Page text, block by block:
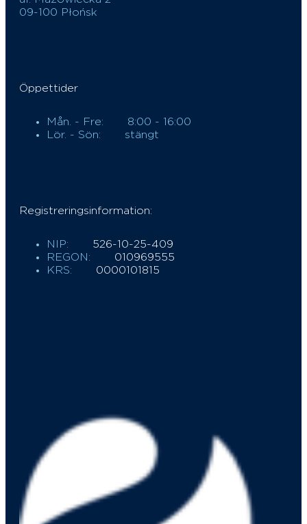
09-100 Płońsk
Öppettider
Mån. - Fre:
8:00 - 16:00
Lör. - Sön:
stängt
Registreringsinformation:
NIP:
526-10-25-409
REGON:
010969555
KRS:
0000101815